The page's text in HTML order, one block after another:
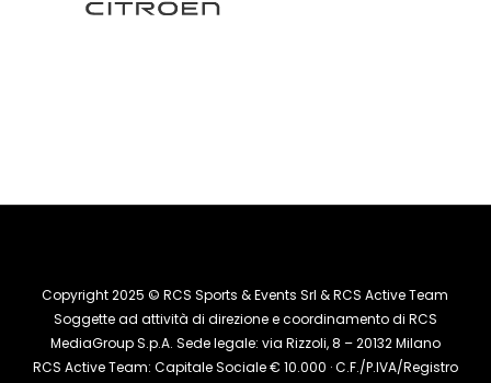
Copyright 2025 © RCS Sports & Events Srl & RCS Active Team
Soggette ad attività di direzione e coordinamento di RCS
MediaGroup S.p.A. Sede legale: via Rizzoli, 8 – 20132 Milano
RCS Active Team: Capitale Sociale € 10.000 · C.F./P.IVA/Registro